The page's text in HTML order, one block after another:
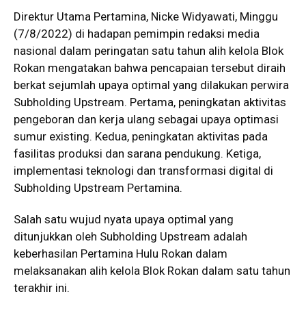
Direktur Utama Pertamina, Nicke Widyawati, Minggu
(7/8/2022) di hadapan pemimpin redaksi media
nasional dalam peringatan satu tahun alih kelola Blok
Rokan mengatakan bahwa pencapaian tersebut diraih
berkat sejumlah upaya optimal yang dilakukan perwira
Subholding Upstream. Pertama, peningkatan aktivitas
pengeboran dan kerja ulang sebagai upaya optimasi
sumur existing. Kedua, peningkatan aktivitas pada
fasilitas produksi dan sarana pendukung. Ketiga,
implementasi teknologi dan transformasi digital di
Subholding Upstream Pertamina.
Salah satu wujud nyata upaya optimal yang
ditunjukkan oleh Subholding Upstream adalah
keberhasilan Pertamina Hulu Rokan dalam
melaksanakan alih kelola Blok Rokan dalam satu tahun
terakhir ini.